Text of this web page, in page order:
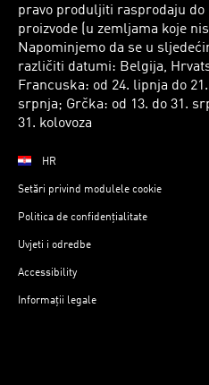
pravo produljiti rasprodaju do
proizvode (u zemljama koje
Napominjemo da se u
različiti datumi: Belgija,
Francuska: od 24. lipnja do
srpnja; Grčka: od 13. do 31.
31. kolovoza
HR
Setări privind modulele cookie
Politica de confidențialitate
Uvjeti i odredbe
Accessibility
Informații legale